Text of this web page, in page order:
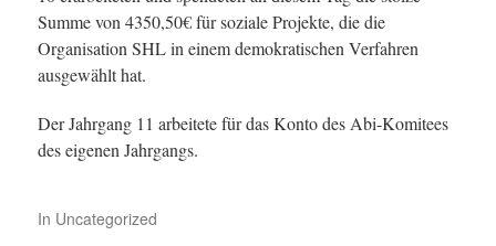
Summe von 4350,50€ für soziale Projekte, die die
Organisation SHL in einem demokratischen Verfahren
ausgewählt hat.
Der Jahrgang 11 arbeitete für das Konto des Abi-Komitees
des eigenen Jahrgangs.
In Uncategorized